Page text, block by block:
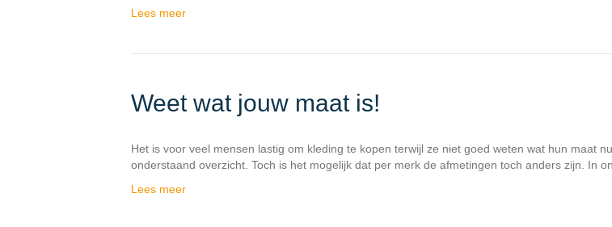
Lees meer
Weet wat jouw maat is!
Het is voor veel mensen lastig om kleding te kopen terwijl ze niet goed weten wat hun maat
onderstaand overzicht. Toch is het mogelijk dat per merk de afmetingen toch anders zijn. In
Lees meer